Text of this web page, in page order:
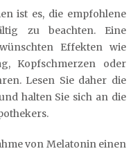
ist es, die empfohlene
zu beachten. Eine
Effekten wie
Kopfschmerzen oder
Lesen Sie daher die
halten Sie sich an die
von Melatonin einen